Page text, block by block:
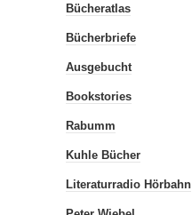
Bücheratlas
Bücherbriefe
Ausgebucht
Bookstories
Rabumm
Kuhle Bücher
Literaturradio Hörbahn